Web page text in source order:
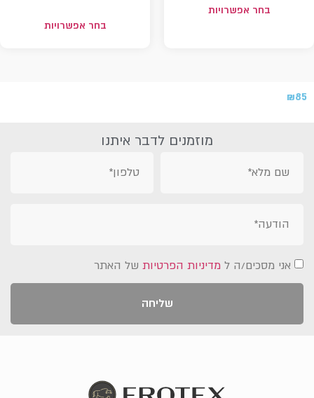
בחר אפשרויות
בחר אפשרויות
₪85
מוזמנים לדבר איתנו
אני מסכים/ה ל מדיניות הפרטיות של האתר
שליחה